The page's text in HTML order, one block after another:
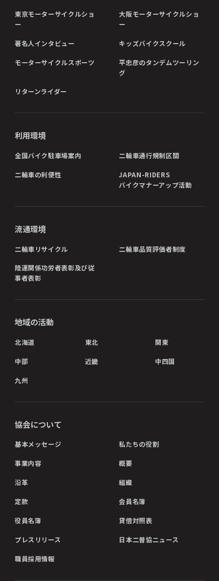
東京モーターサイクルショ
ー
大阪モーターサイクルショ
ー
著名人インタビュー キッズバイクスクール
モーターサイクルスポーツ
平忠彦のタンデムツーリン
グ
リターンライダー
利用環境
全国バイク駐車場案内 二輪車通行規制区間
二輪車の利便性
JAPAN-RIDERS
バイクマナーアップ活動
流通環境
二輪車リサイクル 二輪車品質評価者制度
陸運関係功労者表彰及び従
事者表彰
地域の活動
北海道 東北 関東
中部 近畿 中四国
九州
協会について
基本メッセージ 私たちの役割
事業内容 概要
沿革 組織
定款 会員名簿
役員名簿 貸借対照表
プレスリリース 日本二普協ニュース
職員採用情報